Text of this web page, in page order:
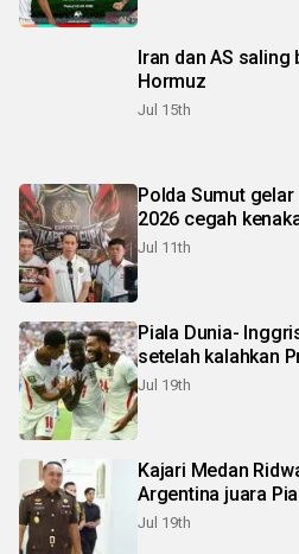
Iran dan AS
Hormuz
Jul 15th
Polda Sumut
2026 cegah
Jul 11th
Piala Dunia-
setelah kalahkan
Jul 19th
Kajari Medan
Argentina juara
Jul 19th